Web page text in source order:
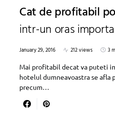
Cat de profitabil
intr-un oras
January 29, 2016 212 views
3
Mai profitabil decat va puteti
hotelul dumneavoastra se afla
precum…